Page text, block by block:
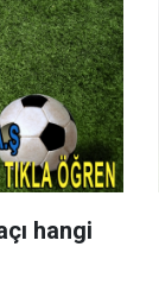
hangi